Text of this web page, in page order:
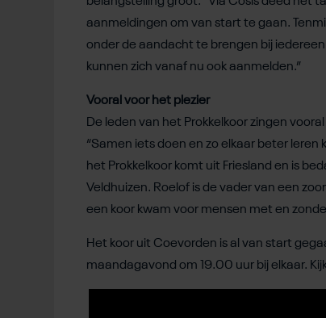
aanmeldingen om van start te gaan.
onder de aandacht te brengen bij
kunnen zich vanaf nu ook aanmelden.”
Vooral voor het plezier
De leden van het Prokkelkoor zingen
“Samen iets doen en zo elkaar beter
het Prokkelkoor komt uit Friesland en is
Veldhuizen. Roelof is de vader van een
een koor kwam voor mensen met en
Het koor uit Coevorden is al van start
maandagavond om 19.00 uur bij elkaar.